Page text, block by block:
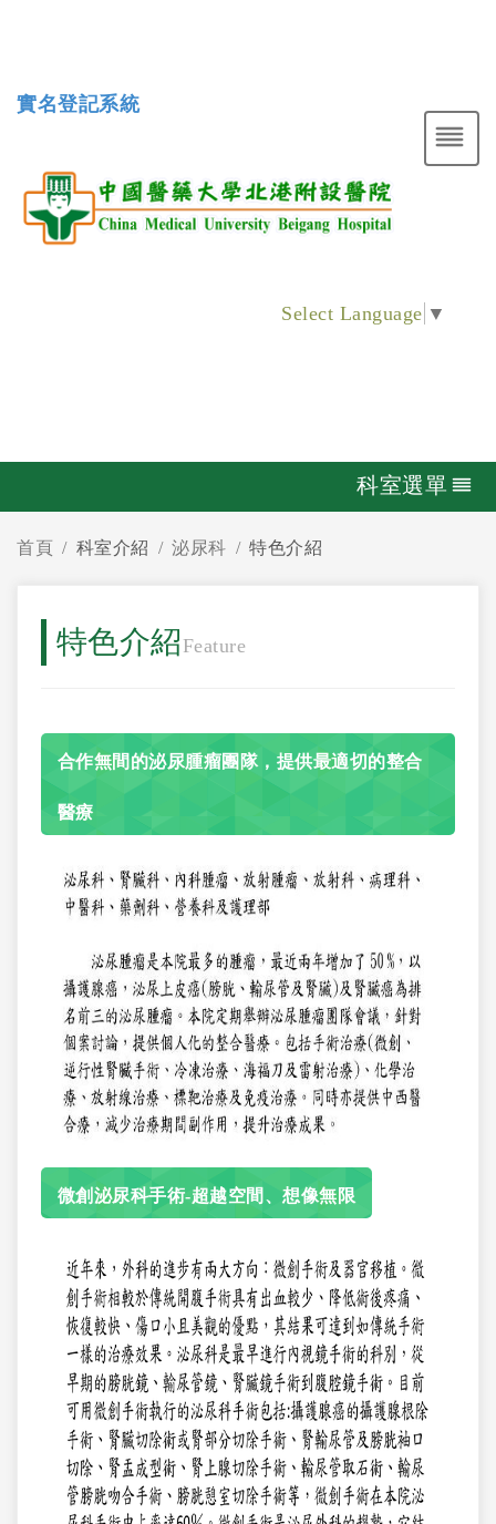
實名登記系統
Select Language ▼
科室選單
首頁 科室介紹 泌尿科 特色介紹
特色介紹 Feature
合作無間的泌尿腫瘤團隊，提供最適切的整合
醫療
微創泌尿科手術-超越空間、想像無限